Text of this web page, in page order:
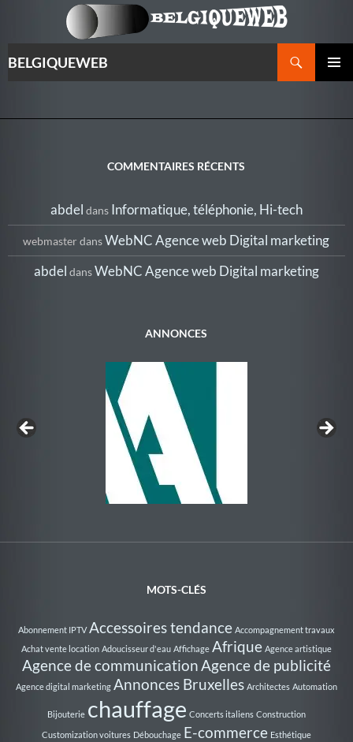
BELGIQUEWEB
CONTENU
COMMENTAIRES RÉCENTS
abdel dans Informatique, téléphonie, Hi-tech
webmasterdansWebNC Agence web Digital marketing
abdel dansWebNC Agence web Digital marketing
ANNONCES
Au Rythme de la Nage
MOTS-CLÉS
Abonnement IPTV Accessoires tendance Accompagnement travaux
Achat vente location Adoucisseur d'eau Affichage Afrique Agence artistique
Agence de communicationAgence de publicité
Agence digital marketing Annonces Bruxelles Architectes Automation
Bijouterie chauffage Concerts italiens Construction
Customization voitures Débouchage E-commerce Esthétique